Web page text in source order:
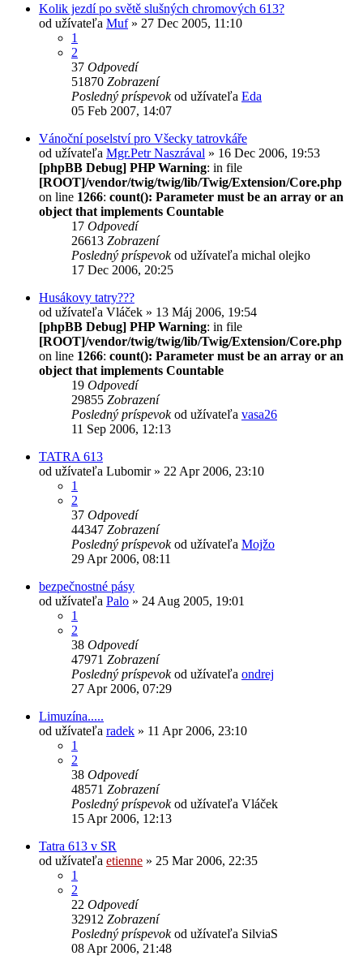
Kolik jezdí po světě slušných chromových 613?
od užívateľa Muf» 27 Dec 2005, 11:10
1
2
37 Odpovedí
51870 Zobrazení
Posledný príspevokod užívateľa Eda
05 Feb 2007, 14:07
Vánoční poselství pro Všecky tatrovkáře
od užívateľa Mgr.Petr Naszrával » 16 Dec 2006, 19:53
[phpBB Debug] PHP Warning: in file
[ROOT]/vendor/twig/twig/lib/Twig/Extension/Core.php
on line 1266: count(): Parameter must be an array or an
object that implements Countable
17 Odpovedí
26613 Zobrazení
Posledný príspevokod užívateľa michal olejko
17 Dec 2006, 20:25
Husákovy tatry???
od užívateľa Vláček » 13 Máj 2006, 19:54
[phpBB Debug] PHP Warning: in file
[ROOT]/vendor/twig/twig/lib/Twig/Extension/Core.php
on line 1266: count(): Parameter must be an array or an
object that implements Countable
19 Odpovedí
29855 Zobrazení
Posledný príspevokod užívateľa vasa26
11 Sep 2006, 12:13
TATRA 613
od užívateľa Lubomir» 22 Apr 2006, 23:10
1
2
37 Odpovedí
44347 Zobrazení
Posledný príspevokod užívateľa Mojžo
29 Apr 2006, 08:11
bezpečnostné pásy
od užívateľa Palo » 24 Aug 2005, 19:01
1
2
38 Odpovedí
47971 Zobrazení
Posledný príspevokod užívateľa ondrej
27 Apr 2006, 07:29
Limuzína.....
od užívateľa radek » 11 Apr 2006, 23:10
1
2
38 Odpovedí
48571 Zobrazení
Posledný príspevokod užívateľa Vláček
15 Apr 2006, 12:13
Tatra 613 v SR
od užívateľa etienne » 25 Mar 2006, 22:35
1
2
22 Odpovedí
32912 Zobrazení
Posledný príspevokod užívateľa SilviaS
08 Apr 2006, 21:48